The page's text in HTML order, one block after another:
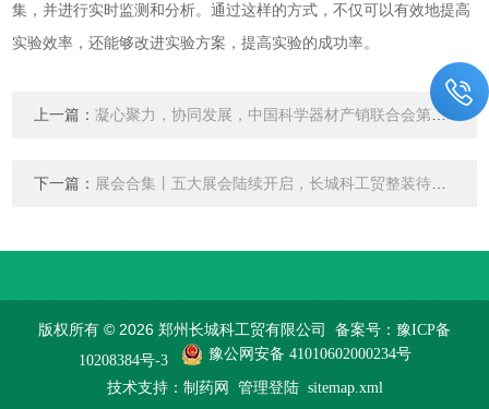
集，并进行实时监测和分析。通过这样的方式，不仅可以有效地提高
实验效率，还能够改进实验方案，提高实验的成功率。
上一篇：凝心聚力，协同发展，中国科学器材产销联合会第十二届二次会员代表大会隆重召开！
下一篇： 展会合集丨五大展会陆续开启，长城科工贸整装待发，邀您共赴精彩11月！
版权所有 © 2026 郑州长城科工贸有限公司 备案号：豫ICP备
10208384号-3
豫公网安备 41010602000234号
技术支持： 制药网 管理登陆 sitemap.xml